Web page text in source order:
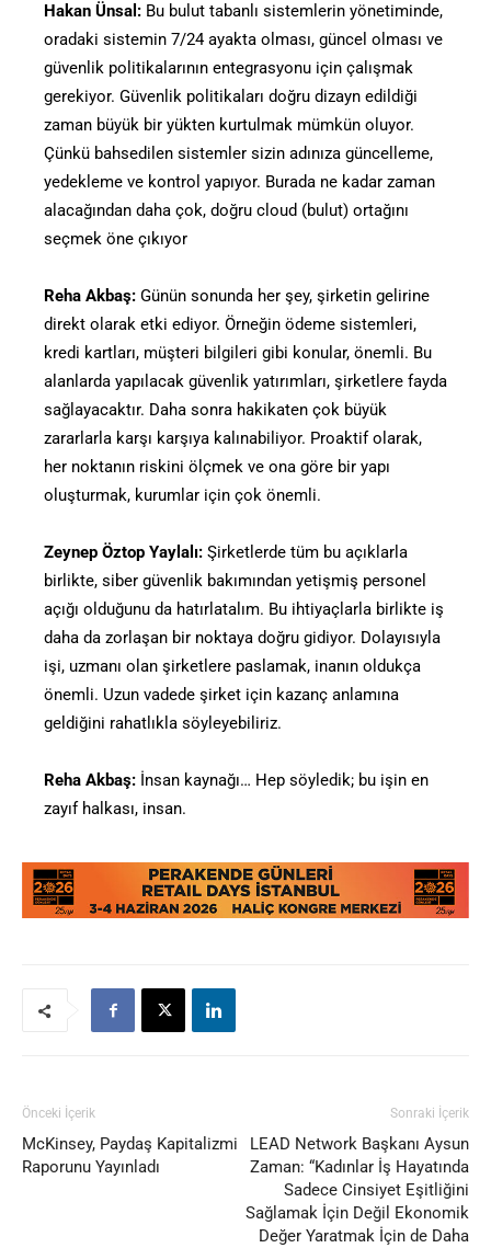
Hakan Ünsal: Bu bulut tabanlı sistemlerin yönetiminde,
oradaki sistemin 7/24 ayakta olması, güncel olması ve
güvenlik politikalarının entegrasyonu için çalışmak
gerekiyor. Güvenlik politikaları doğru dizayn edildiği
zaman büyük bir yükten kurtulmak mümkün oluyor.
Çünkü bahsedilen sistemler sizin adınıza güncelleme,
yedekleme ve kontrol yapıyor. Burada ne kadar zaman
alacağından daha çok, doğru cloud (bulut) ortağını
seçmek öne çıkıyor
Reha Akbaş: Günün sonunda her şey, şirketin gelirine
direkt olarak etki ediyor. Örneğin ödeme sistemleri,
kredi kartları, müşteri bilgileri gibi konular, önemli. Bu
alanlarda yapılacak güvenlik yatırımları, şirketlere fayda
sağlayacaktır. Daha sonra hakikaten çok büyük
zararlarla karşı karşıya kalınabiliyor. Proaktif olarak,
her noktanın riskini ölçmek ve ona göre bir yapı
oluşturmak, kurumlar için çok önemli.
Zeynep Öztop Yaylalı: Şirketlerde tüm bu açıklarla
birlikte, siber güvenlik bakımından yetişmiş personel
açığı olduğunu da hatırlatalım. Bu ihtiyaçlarla birlikte iş
daha da zorlaşan bir noktaya doğru gidiyor. Dolayısıyla
işi, uzmanı olan şirketlere paslamak, inanın oldukça
önemli. Uzun vadede şirket için kazanç anlamına
geldiğini rahatlıkla söyleyebiliriz.
Reha Akbaş: İnsan kaynağı… Hep söyledik; bu işin en
zayıf halkası, insan.
Önceki İçerik
McKinsey, Paydaş Kapitalizmi
Raporunu Yayınladı
Sonraki İçerik
LEAD Network Başkanı Aysun
Zaman: “Kadınlar İş Hayatında
Sadece Cinsiyet Eşitliğini
Sağlamak İçin Değil Ekonomik
Değer Yaratmak İçin de Daha